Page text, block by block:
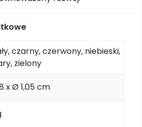
czarny, czerwony, niebieski,
zielony
x Ø 1,05 cm